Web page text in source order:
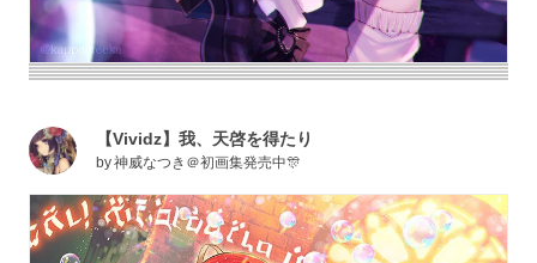
【Vividz】我、天啓を得たり
by神威なつき＠初画集発売中🎊